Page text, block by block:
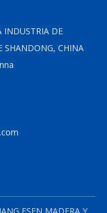
INDUSTRIA DE
SHANDONG, CHINA